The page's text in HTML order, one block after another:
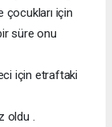
çocukları için
süre onu
için etraftaki
oldu .